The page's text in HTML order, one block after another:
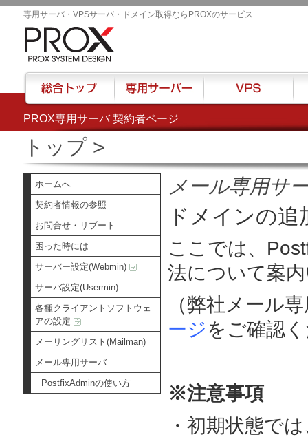
PROX専用サーバ 契約者ページ
専用サーバ・VPSサーバ・ドメイン取得ならPROXのサービス
トップ>
ホームへ
契約者情報の参照
お問合せ・リブート
困った時には
サーバー設定(Webmin)
サーバ設定(Usermin)
各種クライアントソフトウェ
アの設定
メーリングリスト(Mailman)
メール専用サーバ
PostfixAdminの使い方
メール専用サ
ドメインの
ここでは、
法について案
（弊社メール
ージをご確認
※注意事項
・初期状態で
総合トップ 専用サーバー VPS ハ